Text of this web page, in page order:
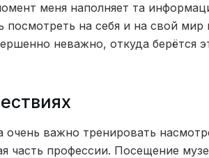
меня наполняет та
посмотреть на себя и на свой
неважно, откуда берётся
очень важно тренировать
часть профессии. Посещение